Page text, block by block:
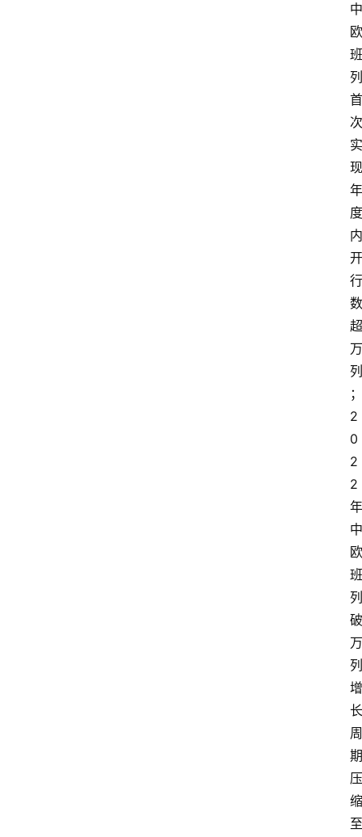
中
欧
班
列
首
次
实
现
年
度
内
开
行
数
超
万
列
；
2
0
2
2
年
中
欧
班
列
破
万
列
增
长
周
期
压
缩
至